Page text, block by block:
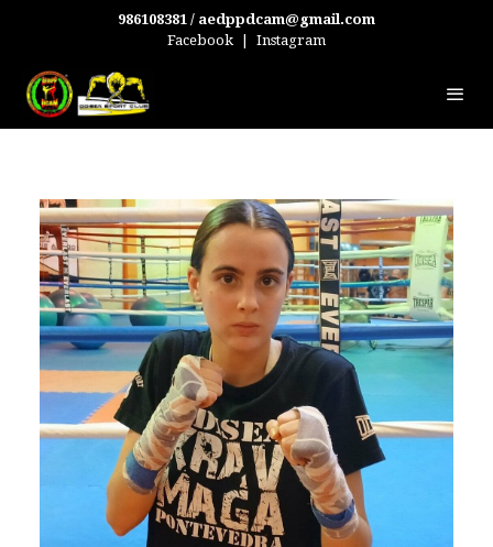
986108381 / aedppdcam@gmail.com
Facebook
Instagram